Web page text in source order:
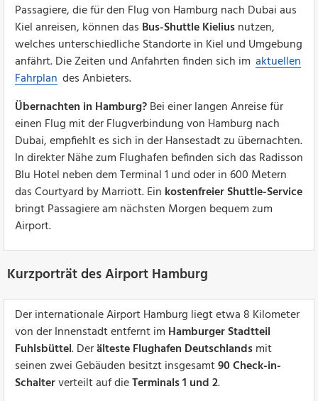
Passagiere, die für den Flug von Hamburg nach Dubai aus
Kiel anreisen, können das Bus-Shuttle Kieliusnutzen,
welches unterschiedliche Standorte in Kiel und Umgebung
anfährt. Die Zeiten und Anfahrten finden sich im aktuellen
Fahrplan des Anbieters.
Übernachten in Hamburg?Bei einer langen Anreise für
einen Flug mit der Flugverbindung von Hamburg nach
Dubai, empfiehlt es sich in der Hansestadt zu übernachten.
In direkter Nähe zum Flughafen befinden sich das Radisson
Blu Hotel neben dem Terminal 1 und oder in 600 Metern
das Courtyard by Marriott. Ein kostenfreier Shuttle-Service
bringt Passagiere am nächsten Morgen bequem zum
Airport.
Kurzporträt des Airport Hamburg
Der internationale Airport Hamburg liegt etwa 8 Kilometer
von der Innenstadt entfernt im Hamburger Stadtteil
Fuhlsbüttel. Derälteste Flughafen Deutschlandsmit
seinen zwei Gebäuden besitzt insgesamt90 Check-in-
Schalterverteilt auf dieTerminals 1 und 2.